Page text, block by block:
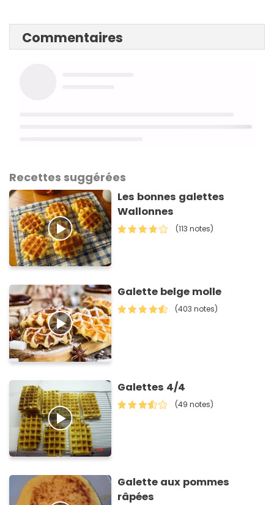
Commentaires
Recettes suggérées
Les bonnes galettes
Wallonnes
(113 notes)
Galette belge molle
(403 notes)
Galettes 4/4
(49 notes)
Galette aux pommes
râpées